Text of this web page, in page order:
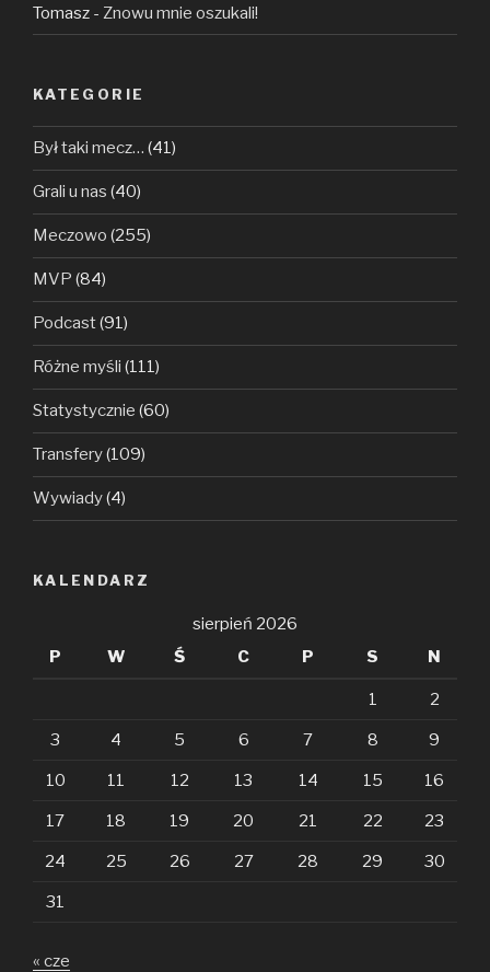
Tomasz - Znowu mnie oszukali!
KATEGORIE
Był taki mecz… (41)
Grali u nas (40)
Meczowo (255)
MVP (84)
Podcast(91)
Różne myśli (111)
Statystycznie (60)
Transfery(109)
Wywiady(4)
KALENDARZ
sierpień 2026
P
W Ś C P S N
1 2
3 4 5 6 7 8 9
10 11 12 13 14 15 16
17 18 19 20 21 22 23
24 25 26 27 28 29 30
31
« cze